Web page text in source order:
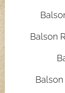
Balson